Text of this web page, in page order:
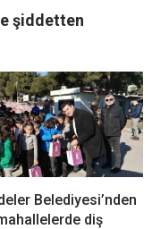
şiddetten
Belediyesi’nden
diş